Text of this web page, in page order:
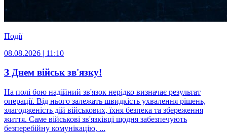
Події
08.08.2026 | 11:10
З Днем військ зв'язку!
На полі бою надійний зв'язок нерідко визначає результат
операції. Від нього залежать швидкість ухвалення рішень,
злагодженість дій військових, їхня безпека та збереження
життя. Саме військові зв'язківці щодня забезпечують
безперебійну комунікацію, ...